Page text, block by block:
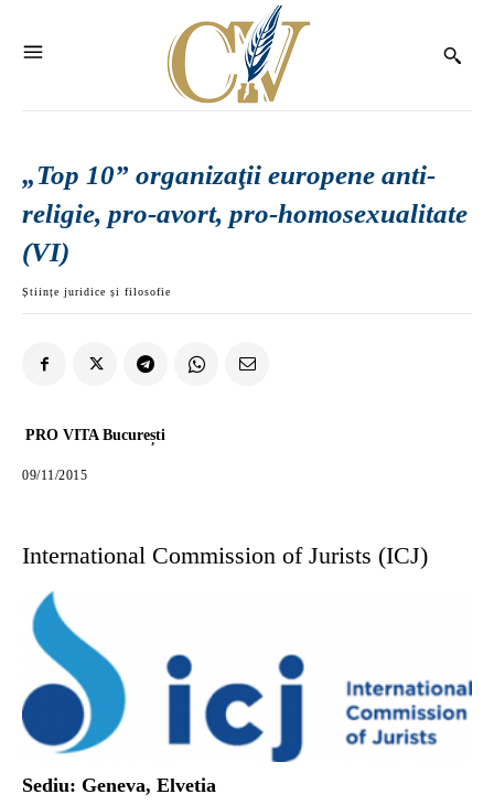
„Top 10” organizaţii europene anti-
religie, pro-avort, pro-homosexualitate
(VI)
Științe juridice și filosofie
PRO VITA București
09/11/2015
International Commission of Jurists (ICJ)
Sediu: Geneva, Elvetia